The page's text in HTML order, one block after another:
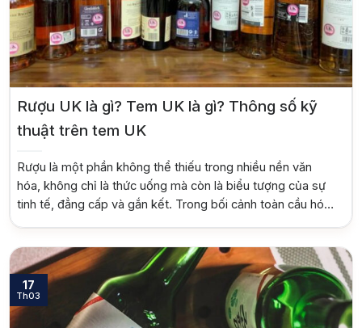
Rượu UK là gì? Tem UK là gì? Thông số kỹ
thuật trên tem UK
Rượu là một phần không thể thiếu trong nhiều nền văn
hóa, không chỉ là thức uống mà còn là biểu tượng của sự
tinh tế, đẳng cấp và gắn kết. Trong bối cảnh toàn cầu hóa,
thị trường rượu trở nên đa dạng hơn bao giờ hết, với vô
17
Th03